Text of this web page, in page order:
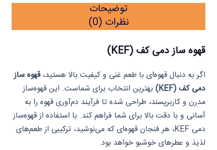
توضیحات
نظرات (0)
قهوه‌ ساز دمی کف (KEF)
اگر به دنبال قهوه‌ای با طعم غنی و کیفیت بالا هستید،قهوه‌ ساز
دمی کف (KEF)
بهترین انتخاب برای شماست. این قهوه‌ساز
مدرن و کاربرپسند، طراحی شده تا فرآیند دم‌آوری قهوه را به
آسانی و با دقت بالا برای شما فراهم کند. با استفاده از قهوه‌ساز
دمی KEF، هر فنجان قهوه‌ای که می‌نوشید، ترکیبی از طعم‌های
لذیذ و عطرهای خوشبو خواهد بود.